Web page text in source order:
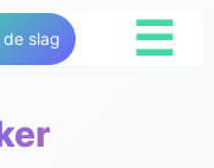
de slag ☰